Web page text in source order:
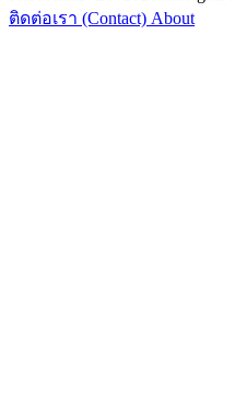
ติดต่อเรา (Contact) About